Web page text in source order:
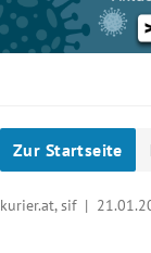
Zur Startseite
kurier.at, sif |